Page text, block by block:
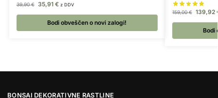
39,90€ 35,91 € z DDV
Bodi obveščen o novi zalogi!
159,00€ 139,92
Bodi
BONSAI DEKORATIVNE RASTLINE